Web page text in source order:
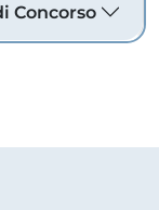
Concorso